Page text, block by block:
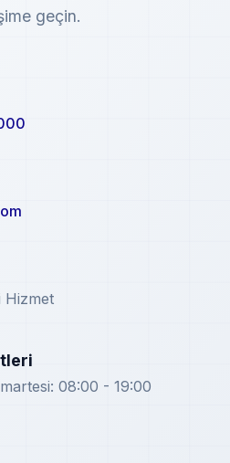
geçin.
Hizmet
08:00 - 19:00